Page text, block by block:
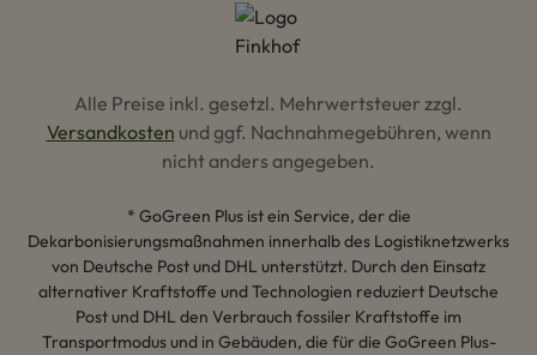
Alle Preise inkl. gesetzl. Mehrwertsteuer zzgl.
Versandkosten und ggf. Nachnahmegebühren, wenn
nicht anders angegeben.
* GoGreen Plus ist ein Service, der die
Dekarbonisierungsmaßnahmen innerhalb des Logistiknetzwerks
von Deutsche Post und DHL unterstützt. Durch den Einsatz
alternativer Kraftstoffe und Technologien reduziert Deutsche
Post und DHL den Verbrauch fossiler Kraftstoffe im
Transportmodus und in Gebäuden, die für die GoGreen Plus-